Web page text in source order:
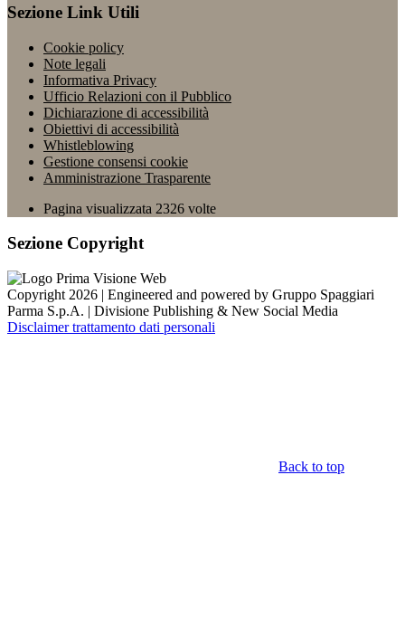
Sezione Link Utili
Cookie policy
Note legali
Informativa Privacy
Ufficio Relazioni con il Pubblico
Dichiarazione di accessibilità
Obiettivi di accessibilità
Whistleblowing
Gestione consensi cookie
Amministrazione Trasparente
Pagina visualizzata 2326 volte
Sezione Copyright
Copyright 2026 | Engineered and powered by Gruppo Spaggiari
Parma S.p.A. | Divisione Publishing & New Social Media
Disclaimer trattamento dati personali
Back to top